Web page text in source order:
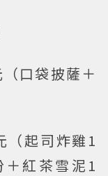
（口袋披薩＋
（起司炸雞1
紅茶雪泥1